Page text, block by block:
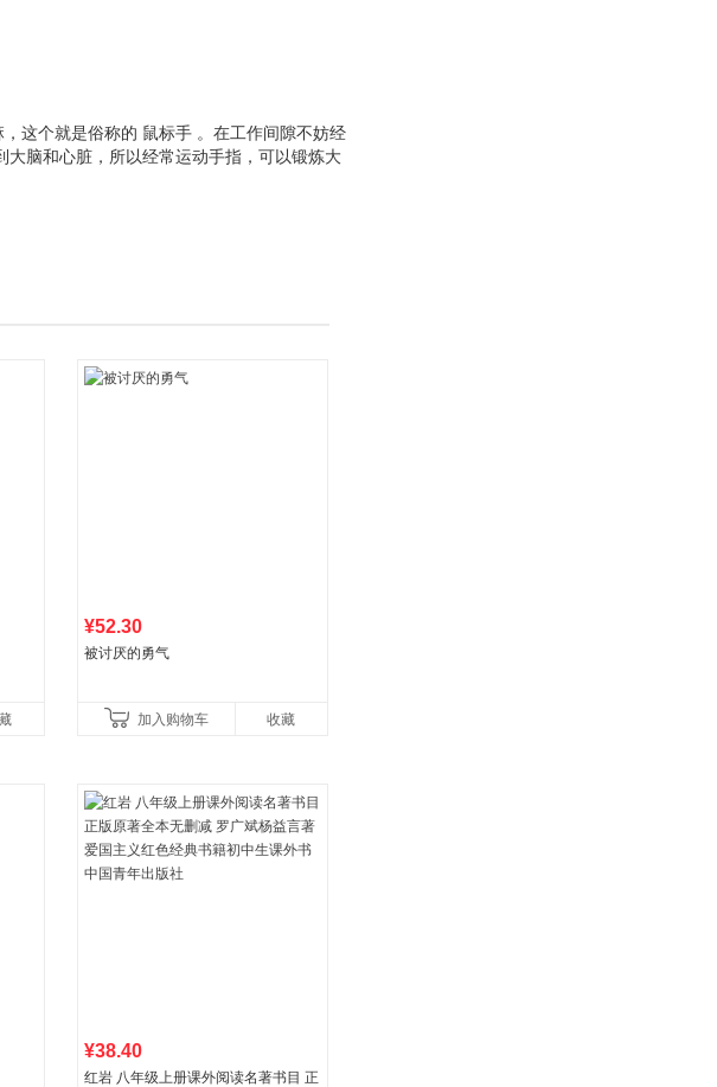
手机通讯
数码影音
这个就是俗称的 鼠标手 。在工作间隙不妨经
脑和心脏，所以经常运动手指，可以锻炼大
族应该工作20分钟后站起来20秒，伸展一下
这套手指健身操每工作两小时适宜做做，这
¥52.30
被讨厌的勇气
加入购物车 收藏
¥38.40
红岩 八年级上册课外阅读名著书目 正